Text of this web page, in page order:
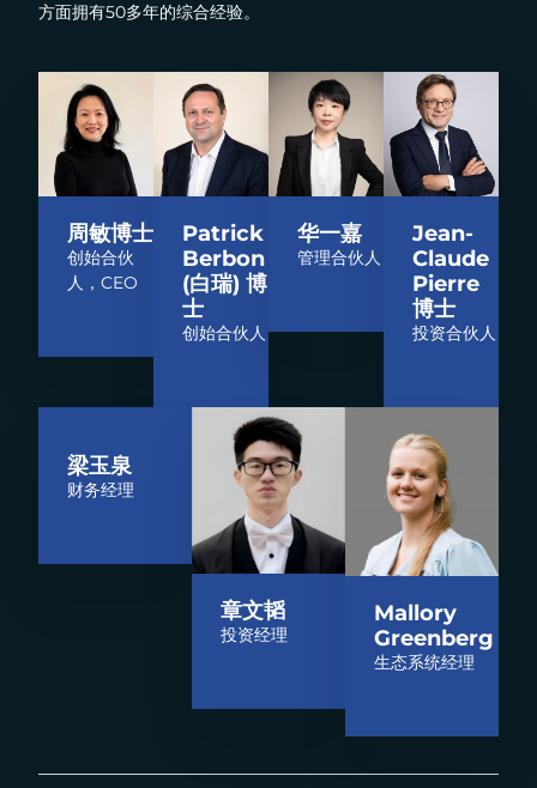
方面拥有50多年的综合经验。
周敏博士
创始合伙
人，CEO
Patrick
Berbon
(白瑞) 博
士
创始合伙人
华一嘉
管理合伙人
Jean-
Claude
Pierre
博士
投资合伙人
梁玉泉
财务经理
章文韬
投资经理
Mallory
Greenberg
生态系统经理